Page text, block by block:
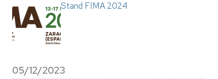
Stand FIMA 2024
05/12/2023